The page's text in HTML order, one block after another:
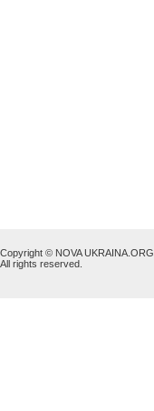
Copyright © NOVA UKRAINA.ORG
All rights reserved.